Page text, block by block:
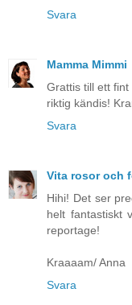
Svara
Mamma Mimmi
Grattis till ett
riktig kändis!
Svara
Vita rosor och
Hihi! Det ser
helt fantastiskt
reportage!
Kraaaam/ Anna
Svara